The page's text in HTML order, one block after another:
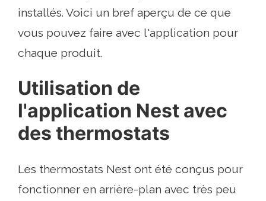
installés. Voici un bref aperçu de ce que
vous pouvez faire avec l'application pour
chaque produit.
Utilisation de
l'application Nest avec
des thermostats
Les thermostats Nest ont été conçus pour
fonctionner en arrière-plan avec très peu